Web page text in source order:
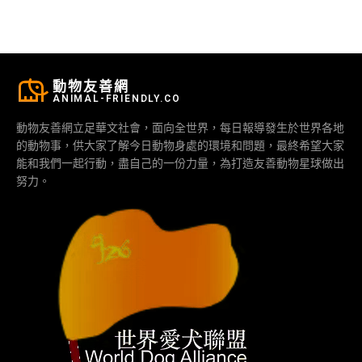
動物友善網
ANIMAL-FRIENDLY.CO
動物友善網立足華文社會，面向全世界，每日報導發生於世界各地
的動物事，供大家了解今日動物身處的環境和問題，最終希望大家
能和我們一起行動，盡自己的一份力量，為打造友善動物星球做出
努力。